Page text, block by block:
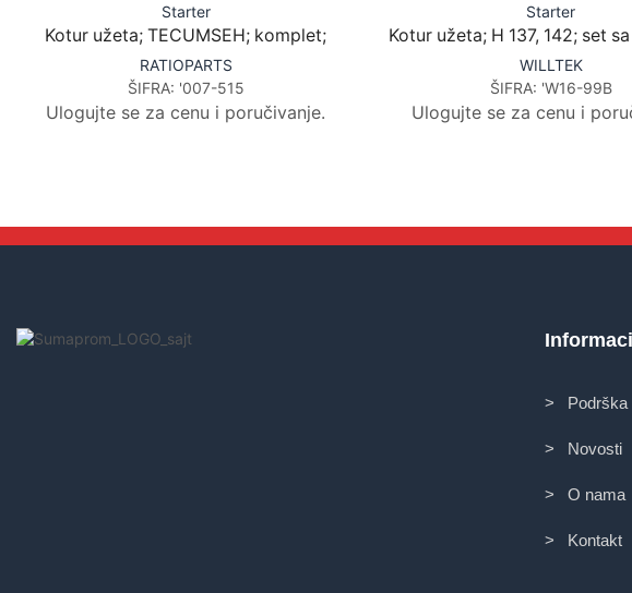
Starter
Kotur užeta; TECUMSEH; komplet;
RATIOPARTS
ŠIFRA: '007-515
Ulogujte se za cenu i poručivanje.
Starter
Kotur užeta; H 137, 142; set
WILLTEK
ŠIFRA: 'W16-99B
Ulogujte se za cenu i
> Podrška
> Novosti
> O nama
> Kontakt